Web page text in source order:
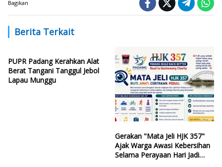
Bagikan
Berita Terkait
PUPR Padang Kerahkan Alat
Berat Tangani Tanggul Jebol
Lapau Munggu
Gerakan "Mata Jeli HJK 357"
Ajak Warga Awasi Kebersihan
Selama Perayaan Hari Jadi